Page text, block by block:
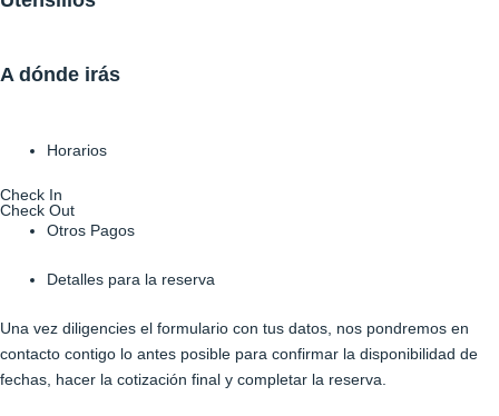
A dónde irás
Horarios
Check In
Check Out
Otros Pagos
Detalles para la reserva
Una vez diligencies el formulario con tus datos, nos pondremos en
contacto contigo lo antes posible para confirmar la disponibilidad de
fechas, hacer la cotización final y completar la reserva.